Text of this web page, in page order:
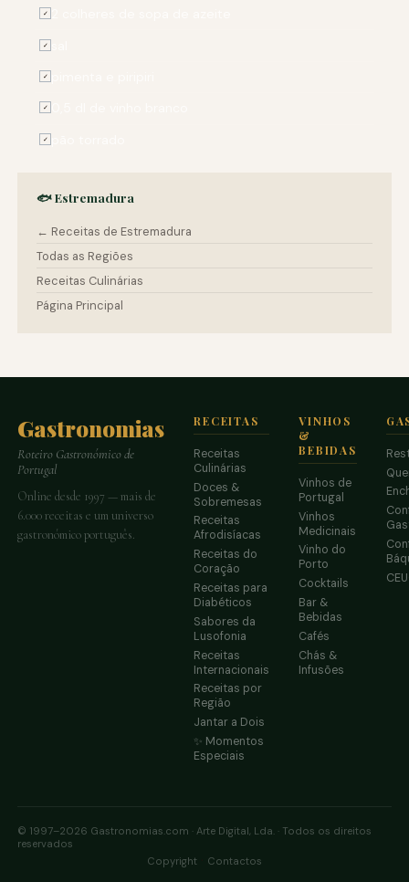
✓
✓
✓
✓
✓
🐟 Estremadura
← Receitas de Estremadura
Todas as Regiões
Receitas Culinárias
Página Principal
Gastronomias
Roteiro Gastronómico de
Portugal
Online desde 1997 — mais de
6.000 receitas e um universo
gastronómico português.
RECEITAS
Receitas
Culinárias
Doces &
Sobremesas
Receitas
Afrodisíacas
Receitas do
Coração
Receitas para
Diabéticos
Sabores da
Lusofonia
Receitas
Internacionais
Receitas por
Região
Jantar a Dois
✨ Momentos
Especiais
VINHOS
&
BEBIDAS
Vinhos de
Portugal
Vinhos
Medicinais
Vinho do
Porto
Cocktails
Bar &
Bebidas
Cafés
Chás &
Infusões
© 1997–2026 Gastronomias.com · Arte Digital, Lda. · Todos os direitos
reservados
Copyright
Contactos